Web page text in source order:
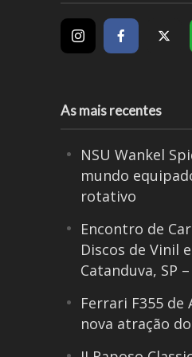
As mais recentes
NSU Wankel
mundo
rotativo
Encontro de
Discos de Vinil
Catanduva, SP
Ferrari F355 de
nova atração